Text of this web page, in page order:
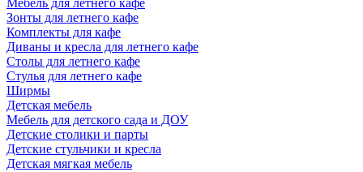
Мебель для летнего кафе
Зонты для летнего кафе
Комплекты для кафе
Диваны и кресла для летнего кафе
Столы для летнего кафе
Стулья для летнего кафе
Ширмы
Детская мебель
Мебель для детского сада и ДОУ
Детские столики и парты
Детские стульчики и кресла
Детская мягкая мебель